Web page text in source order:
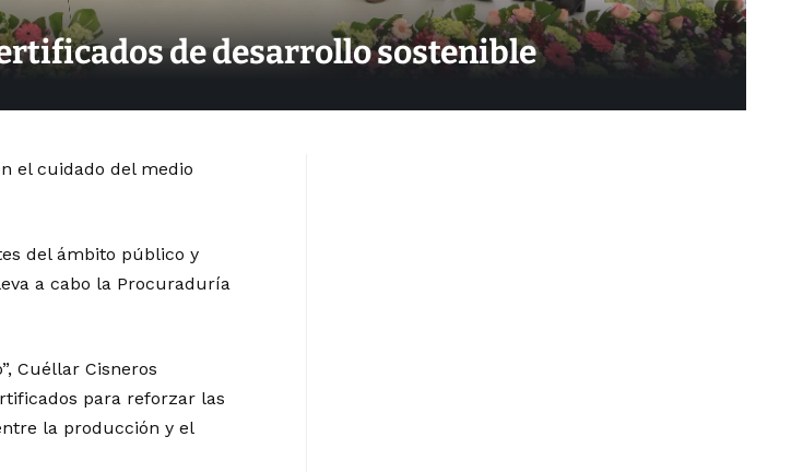
de desarrollo sostenible
el cuidado del medio
del ámbito público y
a cabo la Procuraduría
Cuéllar Cisneros
para reforzar las
la producción y el